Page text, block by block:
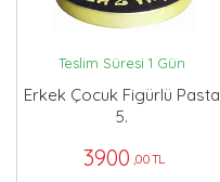
Teslim Süresi 1 Gün
Erkek Çocuk Figürlü Pasta
5.
3900 ,00 TL